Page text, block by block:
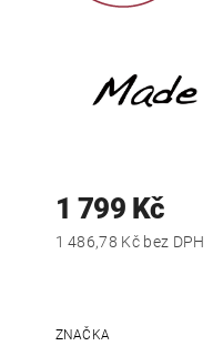
1 799 Kč
1 486,78 Kč bez DPH
ZNAČKA